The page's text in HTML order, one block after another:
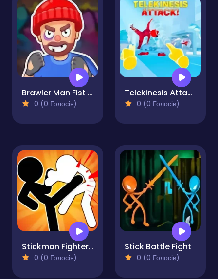
Brawler Man Fist of Fury
0 (0 Голосів)
Telekinesis Attack
0 (0 Голосів)
Stickman Fighter Mega Brawl
0 (0 Голосів)
Stick Battle Fight
0 (0 Голосів)